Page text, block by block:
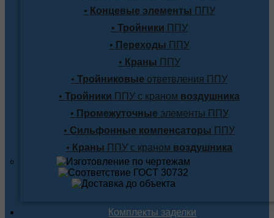
• Концевые элементы ППУ
• Тройники ППУ
• Переходы ППУ
• Краны ППУ
• Тройниковые ответвления ППУ
• Тройники ППУ с краном воздушника
• Промежуточные элементы ППУ
• Сильфонные компенсаторы ППУ
• Краны ППУ с краном воздушника
Комплекты заделки